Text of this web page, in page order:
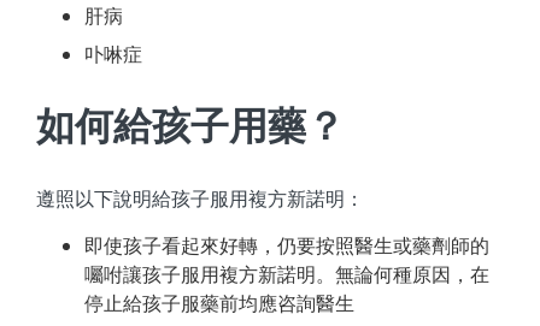
肝病
卟啉症
如何給孩子用藥？
遵照以下說明給孩子服用複方新諾明：
即使孩子看起來好轉，仍要按照醫生或藥劑師的
囑咐讓孩子服用複方新諾明。無論何種原因，在
停止給孩子服藥前均應咨詢醫生